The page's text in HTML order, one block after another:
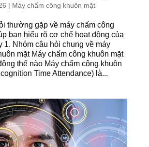
| Máy chấm công khuôn mặt
thường gặp về máy chấm công
bạn hiểu rõ cơ chế hoạt động của
1. Nhóm câu hỏi chung về máy
mặt Máy chấm công khuôn mặt
thế nào Máy chấm công khuôn
Time Attendance) là...